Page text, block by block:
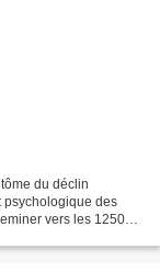
du déclin
psychologique des
vers les 1250